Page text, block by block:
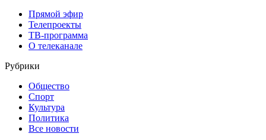
Прямой эфир
Телепроекты
ТВ-программа
О телеканале
Рубрики
Общество
Спорт
Культура
Политика
Все новости